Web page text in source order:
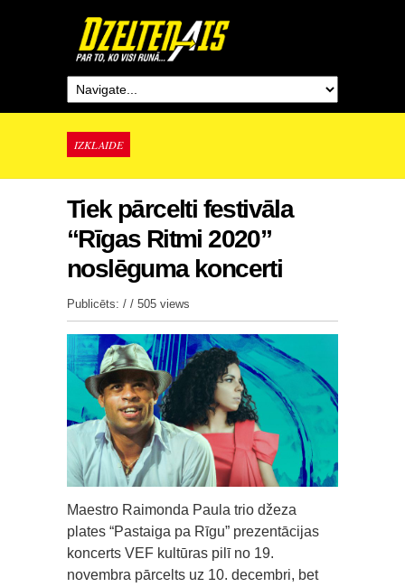
IZKLAIDE
Tiek pārcelti festivāla
“Rīgas Ritmi 2020”
noslēguma koncerti
Publicēts: / / 505 views
Maestro Raimonda Paula trio džeza
plates “Pastaiga pa Rīgu” prezentācijas
koncerts VEF kultūras pilī no 19.
novembra pārcelts uz 10. decembri, bet